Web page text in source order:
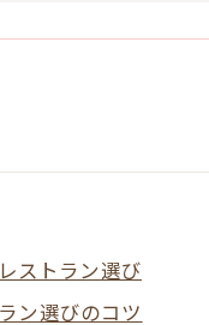
ストラン選び
ン選びのコツ